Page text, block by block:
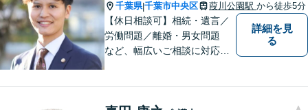
千葉県|千葉市中央区 葭川公園駅 から徒歩5分
【休日相談可】相続・遺言／
労働問題／離婚・男女問題
など、幅広いご相談に対応。
詳細を見
る